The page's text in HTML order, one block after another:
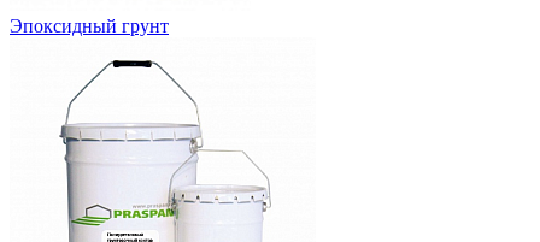
Эпоксидный грунт